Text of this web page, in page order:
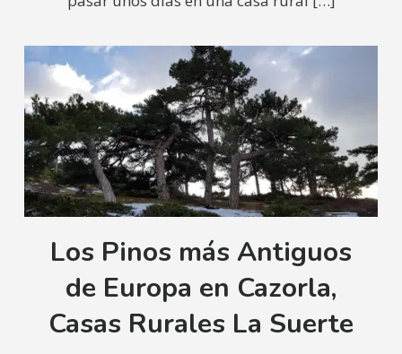
Los Pinos más Antiguos
de Europa en Cazorla,
Casas Rurales La Suerte